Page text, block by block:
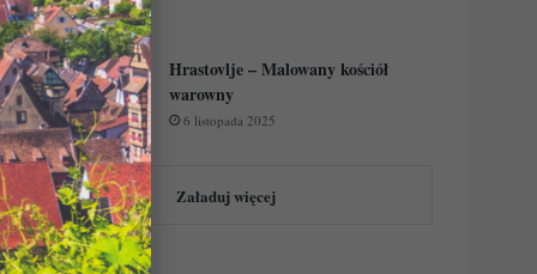
Hrastovlje – Malowany kościół
warowny
6 listopada 2025
Załaduj więcej